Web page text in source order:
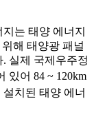
는 태양 에너지
해 태양광 패널
실제 국제우주정
있어 84 ~ 120km
치된 태양 에너